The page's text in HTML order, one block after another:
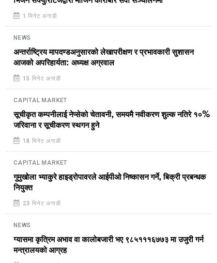
1 मिनेट अगाडी
NEWS
अन्तर्राष्ट्रिय मापदण्डअनुसारको लेखापरीक्षण र प्रभावकारी सुशासन
आजको अपरिहार्यता: अध्यक्ष अग्रवाल
15 मिनेट अगाडी
CAPITAL MARKET
सूचीकृत कम्पनीलाई नेप्सेको चेतावनी, समयमै नवीकरण शुल्क नतिरे १०%
जरिवाना र सूचीकरण स्थगन हुने
18 मिनेट अगाडी
CAPITAL MARKET
गुमुखोला भ्याकुरे हाइड्रोपावरले आईपीओ निष्कासन गर्ने, बिक्री प्रबन्धक
नियुक्त
23 मिनेट अगाडी
NEWS
ग्यासमा कृत्रिम अभाव वा कालोबजारी भए ९८५१११६७७३ मा उजुरी गर्न
मन्त्रालयको आग्रह